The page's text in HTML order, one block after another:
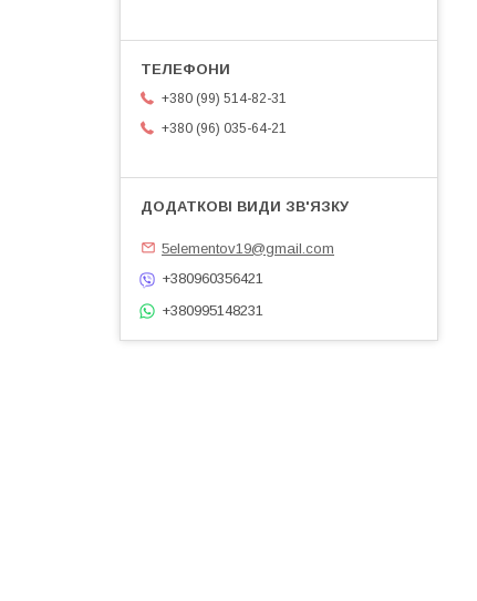
+380 (99) 514-82-31
+380 (96) 035-64-21
5elementov19@gmail.com
+380960356421
+380995148231